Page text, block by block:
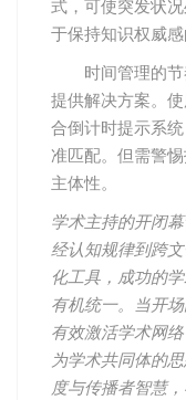
式，可使突发状
于保持知识权威感
时间管理的
提供解决方案。
合倒计时提示系
准匹配。但需警
主体性。
学术主持的开闭
经认知规律到跨
化工具，成功的
有机统一。当开
有效激活学术网
为学术共同体的
度与传播者智慧